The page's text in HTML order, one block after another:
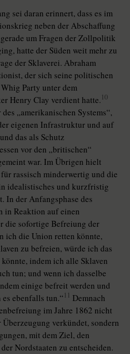
sei daran erinnert, dass es im
neben der Abschaffung
um Fragen der Zollpolitik
hatte der Süden weit mehr zu
der Sklaverei. Abraham
der sich seine politischen
Party unter dem
Henry Clay verdient hatte. 10
„amerikanischen Systems“,
eigenen Infrastruktur und auf
das als Schutz
vor den „britischen“
war. Im Übrigen hielt
rassisch minderwertig und die
idealistisches und kurzfristig
In der Anfangsphase des
in Reaktion auf einen
die sofortige Befreiung der
ich die Union retten könnte,
zu befreien, würde ich das
indem ich alle Sklaven
tun; und wenn ich dasselbe
einige befreit werden und
ebenfalls tun.“ 11 Demnach
im Jahre 1862 nicht
Überzeugung verkündet, sondern
mit dem Ziel, den
Nordstaaten zu entscheiden.